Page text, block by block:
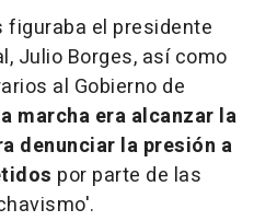
el presidente
Julio Borges, así como
al Gobierno de
marcha era alcanzar la
denunciar la presión a
por parte de las